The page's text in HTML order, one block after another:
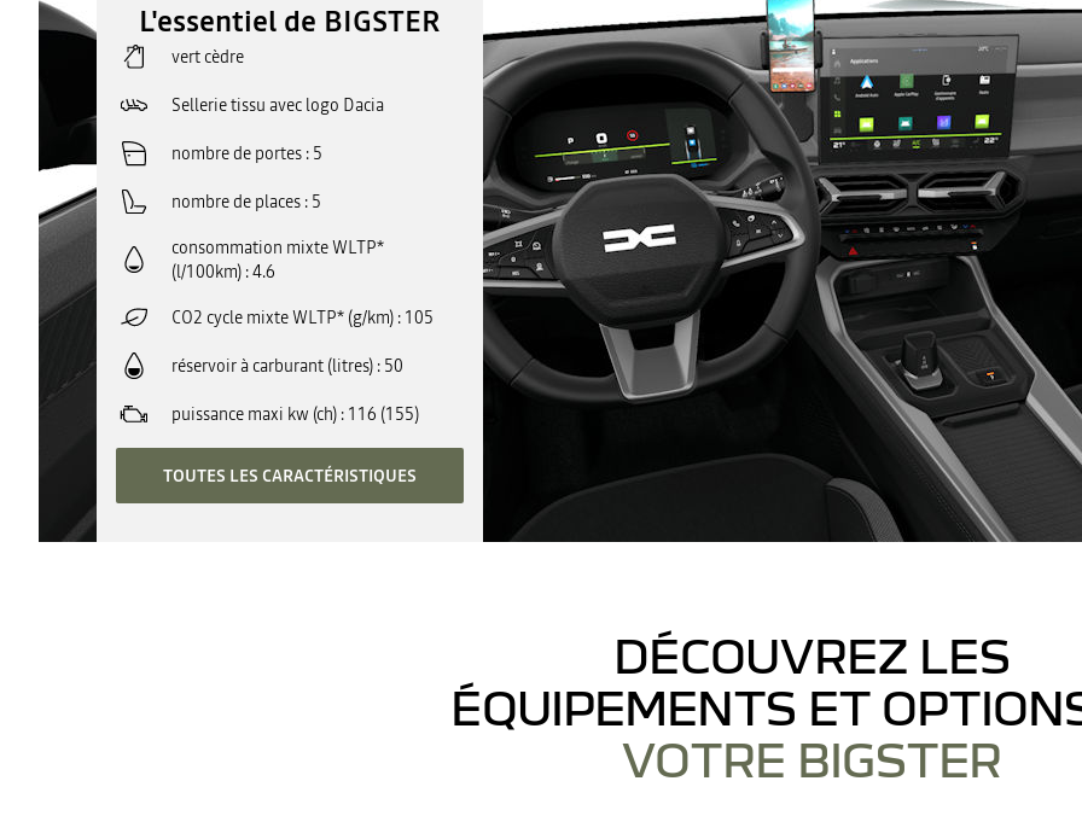
L'essentiel de BIGSTER
vert cèdre
Sellerie tissu avec logo Dacia
nombre de portes 5
nombre de places 5
consommation mixte WLTP*
(l/100km) 4.6
CO2 cycle mixte WLTP* (g/km) 105
réservoir à carburant (litres) 50
puissance maxi kw (ch) 116 (155)
TOUTES LES CARACTÉRISTIQUES
DÉCOUVREZ LES
ÉQUIPEMENTS ET
VOTRE BIGSTER